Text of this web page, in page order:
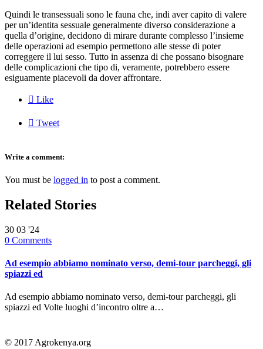
Quindi le transessuali sono le fauna che, indi aver capito di valere
per un’identita sessuale generalmente diverso considerazione a
quella d’origine, decidono di mirare durante complesso l’insieme
delle operazioni ad esempio permettono alle stesse di poter
correggere il lui sesso. Tutto in assenza di che possano bisognare
delle complicazioni che tipo di, veramente, potrebbero essere
esiguamente piacevoli da dover affrontare.
 Like
 Tweet
Write a comment:
You must be logged in to post a comment.
Related Stories
30 03 '24
0 Comments
Ad esempio abbiamo nominato verso, demi-tour parcheggi, gli
spiazzi ed
Ad esempio abbiamo nominato verso, demi-tour parcheggi, gli
spiazzi ed Volte luoghi d’incontro oltre a…
© 2017 Agrokenya.org